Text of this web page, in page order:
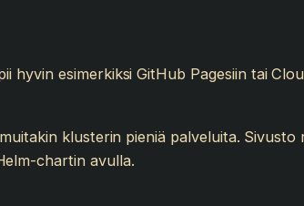
esimerkiksi GitHub Pagesiin tai
klusterin pieniä palveluita.
chartin avulla.